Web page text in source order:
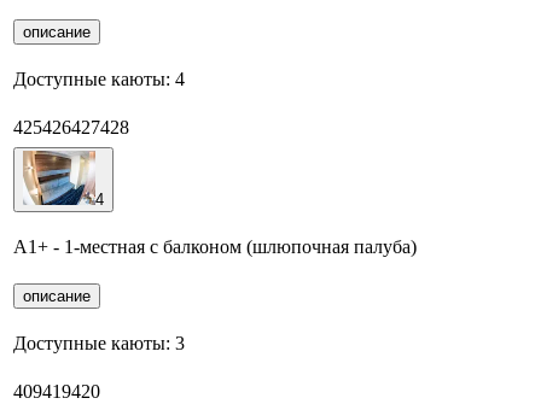
описание
Доступные каюты: 4
425426427428
4
А1+ - 1-местная с балконом (шлюпочная палуба)
описание
Доступные каюты: 3
409419420